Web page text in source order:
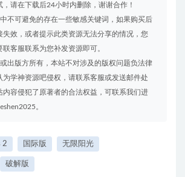
，请在下载后24小时内删除，谢谢合作！
不可避免的存在一些敏感关键词，如果购买后
失效，或者提示此类资源无法分享的情况，您
客服联系为您补发资源即可。
出版方所有，本站不对涉及的版权问题负法律
为学神资源吧侵权，请联系客服或发送邮件处
内容侵犯了原著者的合法权益，可联系我们进
。
2 国际版 无限阳光
破解版